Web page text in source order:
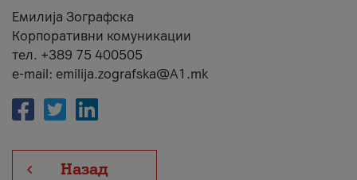
Емилија Зографска
Корпоративни комуникации
тел. +389 75 400505
e-mail: emilija.zografska@A1.mk
Назад